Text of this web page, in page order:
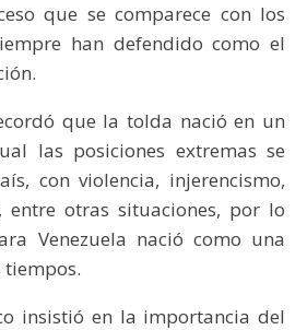
que se comparece con los
han defendido como el
que la tolda nació en un
las posiciones extremas se
con violencia, injerencismo,
entre otras situaciones, por lo
Venezuela nació como una
tiempos.
insistió en la importancia del